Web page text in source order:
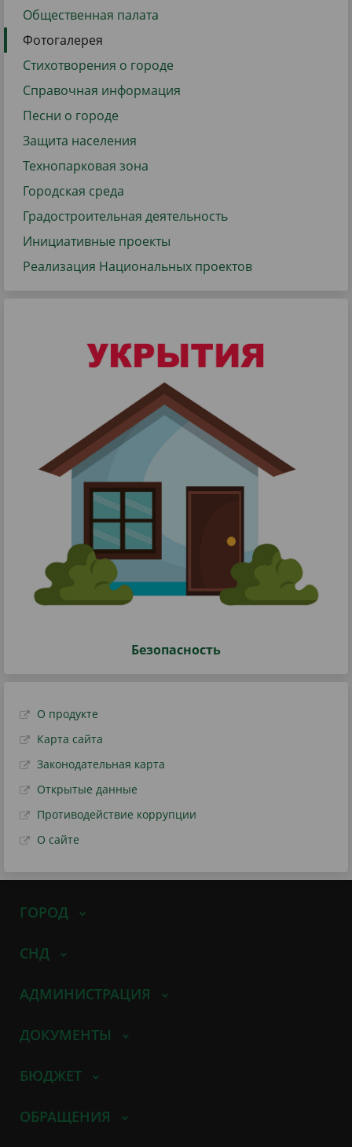
Общественная палата
Фотогалерея
Стихотворения о городе
Справочная информация
Песни о городе
Защита населения
Технопарковая зона
Городская среда
Градостроительная деятельность
Инициативные проекты
Реализация Национальных проектов
Безопасность
О продукте
Карта сайта
Законодательная карта
Открытые данные
Противодействие коррупции
О сайте
ГОРОД
СНД
АДМИНИСТРАЦИЯ
ДОКУМЕНТЫ
БЮДЖЕТ
ОБРАЩЕНИЯ